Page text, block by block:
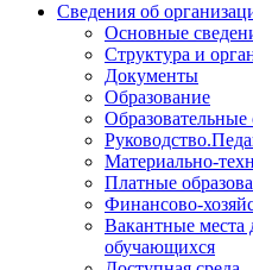
Сведения об
Основные
Структура и
Документы
Образование
Материально-
Платные
Финансово-
Вакантные места
обучающихся